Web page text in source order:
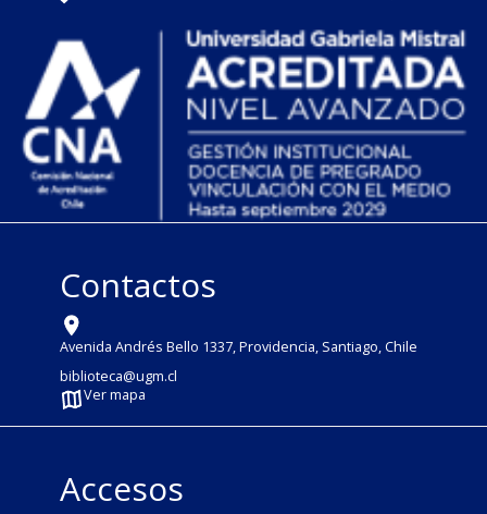
Contactos
Avenida Andrés Bello 1337, Providencia, Santiago, Chile
biblioteca@ugm.cl
Ver mapa
Accesos